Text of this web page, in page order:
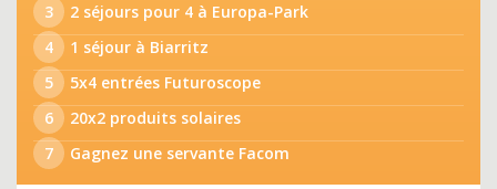
3
2 séjours pour 4 à Europa-Park
4
1 séjour à Biarritz
5
5x4 entrées Futuroscope
6
20x2 produits solaires
7
Gagnez une servante Facom